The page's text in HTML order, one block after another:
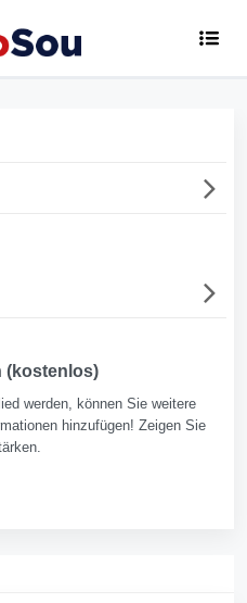
(kostenlos)
werden, können Sie weitere
hinzufügen! Zeigen Sie